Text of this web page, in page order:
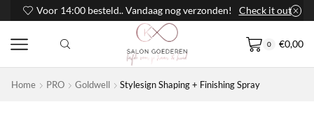
Voor 14:00 besteld.. Vandaag nog verzonden! Check it out
0 €0,00
Home PRO Goldwell Stylesign Shaping + Finishing Spray